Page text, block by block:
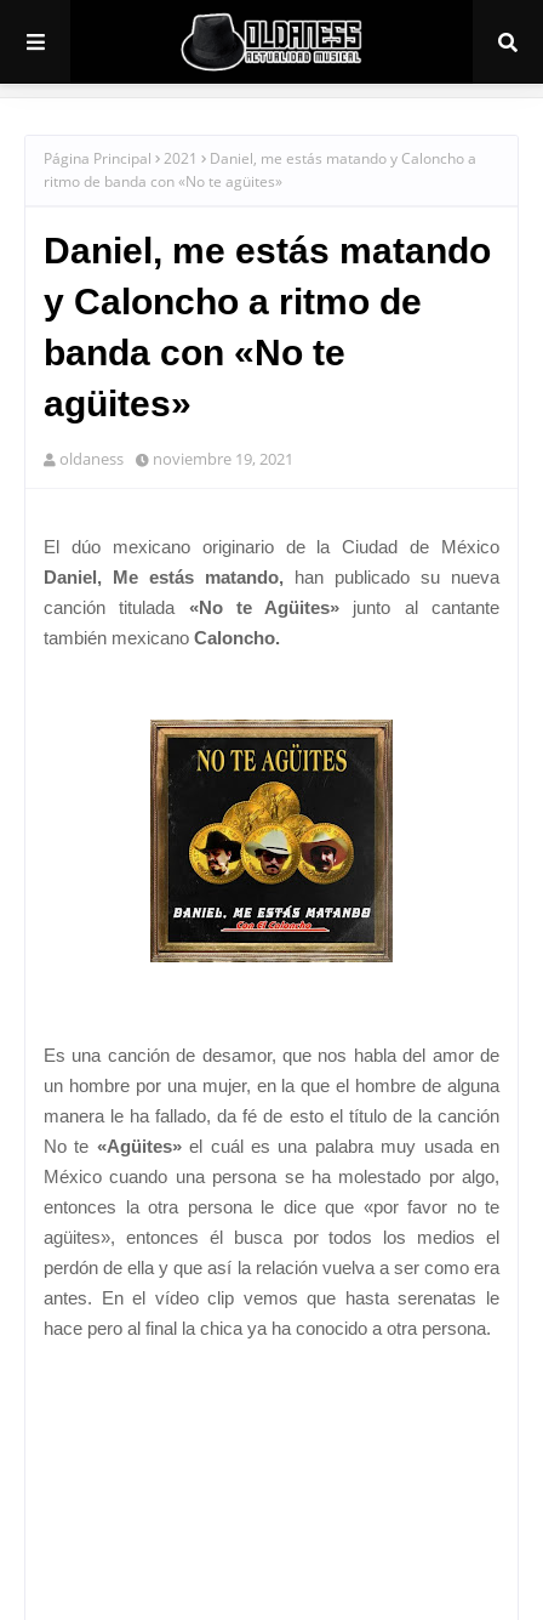
Página Principal 2021
Daniel, me estás matando y Caloncho a
ritmo de banda con «No te agüites»
Daniel, me estás matando
y Caloncho a ritmo de
banda con «No te
agüites»
oldaness noviembre 19, 2021
El dúo mexicano originario de la Ciudad de México
Daniel, Me estás matando, han publicado su nueva
canción titulada «No te Agüites» junto al cantante
también mexicano Caloncho.
Es una canción de desamor, que nos habla del amor de
un hombre por una mujer, en la que el hombre de alguna
manera le ha fallado, da fé de esto el título de la canción
No te «Agüites»el cuál es una palabra muy usada en
México cuando una persona se ha molestado por algo,
entonces la otra persona le dice que «por favor no te
agüites», entonces él busca por todos los medios el
perdón de ella y que así la relación vuelva a ser como era
antes. En el vídeo clip vemos que hasta serenatas le
hace pero al final la chica ya ha conocido a otra persona.